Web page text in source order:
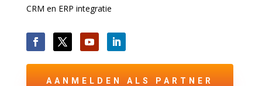
CRM en ERP integratie
AANMELDEN ALS PARTNER